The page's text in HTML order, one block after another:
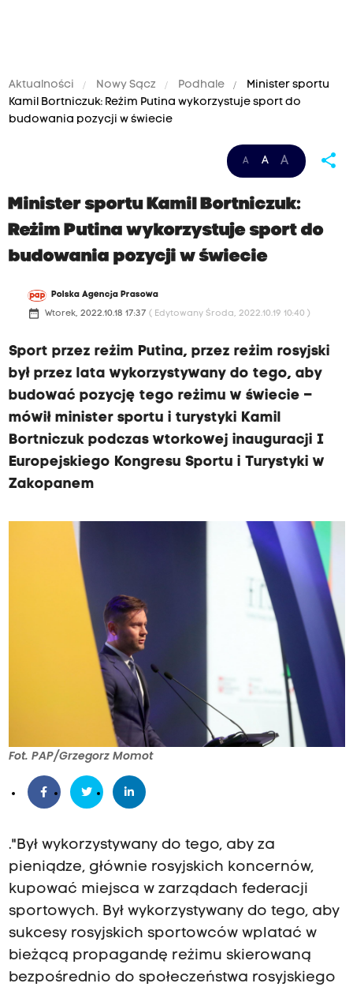
Aktualności Nowy Sącz Podhale
Minister sportu
Kamil Bortniczuk: Reżim Putina wykorzystuje sport do
budowania pozycji w świecie
A A A share
Minister sportu Kamil Bortniczuk:
Reżim Putina wykorzystuje sport do
budowania pozycji w świecie
Polska Agencja Prasowa
date_range Wtorek, 2022.10.18 17:37 ( Edytowany Środa, 2022.10.19 10:40 )
Sport przez reżim Putina, przez reżim rosyjski
był przez lata wykorzystywany do tego, aby
budować pozycję tego reżimu w świecie –
mówił minister sportu i turystyki Kamil
Bortniczuk podczas wtorkowej inauguracji I
Europejskiego Kongresu Sportu i Turystyki w
Zakopanem
Fot. PAP/Grzegorz Momot
."Był wykorzystywany do tego, aby za
pieniądze, głównie rosyjskich koncernów,
kupować miejsca w zarządach federacji
sportowych. Był wykorzystywany do tego, aby
sukcesy rosyjskich sportowców wplatać w
bieżącą propagandę reżimu skierowaną
bezpośrednio do społeczeństwa rosyjskiego